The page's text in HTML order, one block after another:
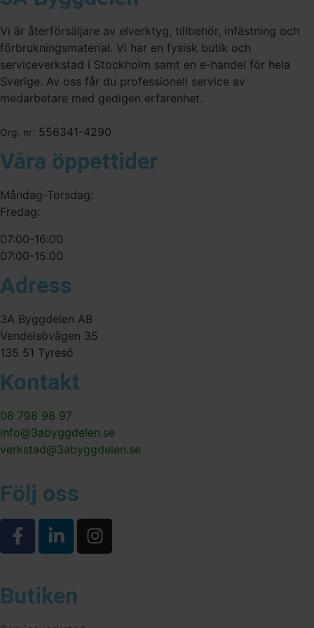
Vi är återförsäljare av elverktyg, tillbehör, infästning och
förbrukningsmaterial. Vi har en fysisk butik och
serviceverkstad i Stockholm samt en e-handel för hela
Sverige. Av oss får du professionell service av
medarbetare med gedigen erfarenhet.
Org. nr: 556341-4290
Våra öppettider
Måndag-Torsdag:
Fredag:
07:00-16:00
07:00-15:00
Adress
3A Byggdelen AB
Vendelsövägen 35
135 51 Tyresö
Kontakt
08 798 98 97
info@3abyggdelen.se
verkstad@3abyggdelen.se
Följ oss
Butiken